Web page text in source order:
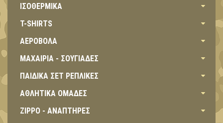
ΙΣΟΘΕΡΜΙΚΑ
T-SHIRTS
ΑΕΡΟΒΟΛΑ
ΜΑΧΑΙΡΙΑ - ΣΟΥΓΙΑΔΕΣ
ΠΑΙΔΙΚΑ ΣΕΤ ΡΕΠΛΙΚΕΣ
ΑΘΛΗΤΙΚΑ ΟΜΑΔΕΣ
ZIPPO - ΑΝΑΠΤΗΡΕΣ